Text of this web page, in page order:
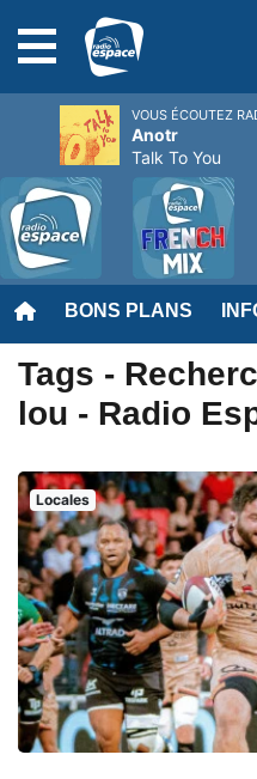
BONS PLANS
Tags -
lou - Radio
Locales
VOUS ÉCOUTEZ
Anotr
Talk To You